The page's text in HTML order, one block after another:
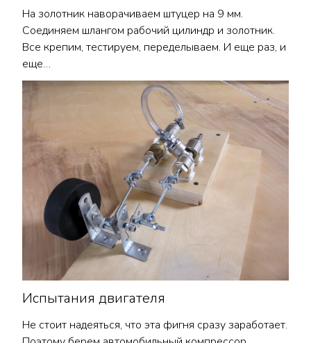
На золотник наворачиваем штуцер на 9 мм.
Соединяем шлангом рабочий цилиндр и золотник.
Все крепим, тестируем, переделываем. И еще раз, и
еще…
Испытания двигателя
Не стоит надеяться, что эта фигня сразу заработает.